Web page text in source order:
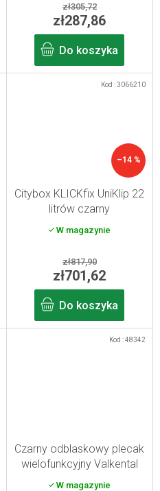
zł305,72
zł287,86
Do koszyka
–14 %
Citybox KLICKfix UniKlip 22
litrów czarny
W magazynie
zł817,90
zł701,62
Do koszyka
Kod :3066210
Czarny odblaskowy plecak
wielofunkcyjny Valkental
W magazynie
Kod :48342